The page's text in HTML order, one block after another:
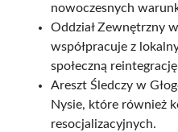
nowoczesnych
Oddział Zewnętrzny
współpracuje z
społeczną
Areszt Śledczy w
Nysie, które również
resocjalizacyjnych.